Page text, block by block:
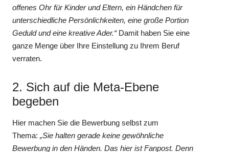
offenes Ohr für Kinder und Eltern, ein Händchen für
unterschiedliche Persönlichkeiten, eine große Portion
Geduld und eine kreative Ader.“Damit haben Sie eine
ganze Menge über Ihre Einstellung zu Ihrem Beruf
verraten.
2. Sich auf die Meta-Ebene
begeben
Hier machen Sie die Bewerbung selbst zum
Thema:„Sie halten gerade keine gewöhnliche
Bewerbung in den Händen. Das hier ist Fanpost. Denn